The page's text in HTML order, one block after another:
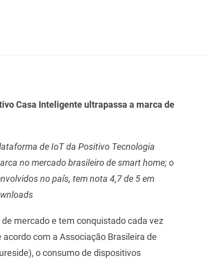
Casa Inteligente ultrapassa a marca de
de IoT da Positivo Tecnologia
no mercado brasileiro de smart home; o
no país, tem nota 4,7 de 5 em
mercado e tem conquistado cada vez
com a Associação Brasileira de
o consumo de dispositivos